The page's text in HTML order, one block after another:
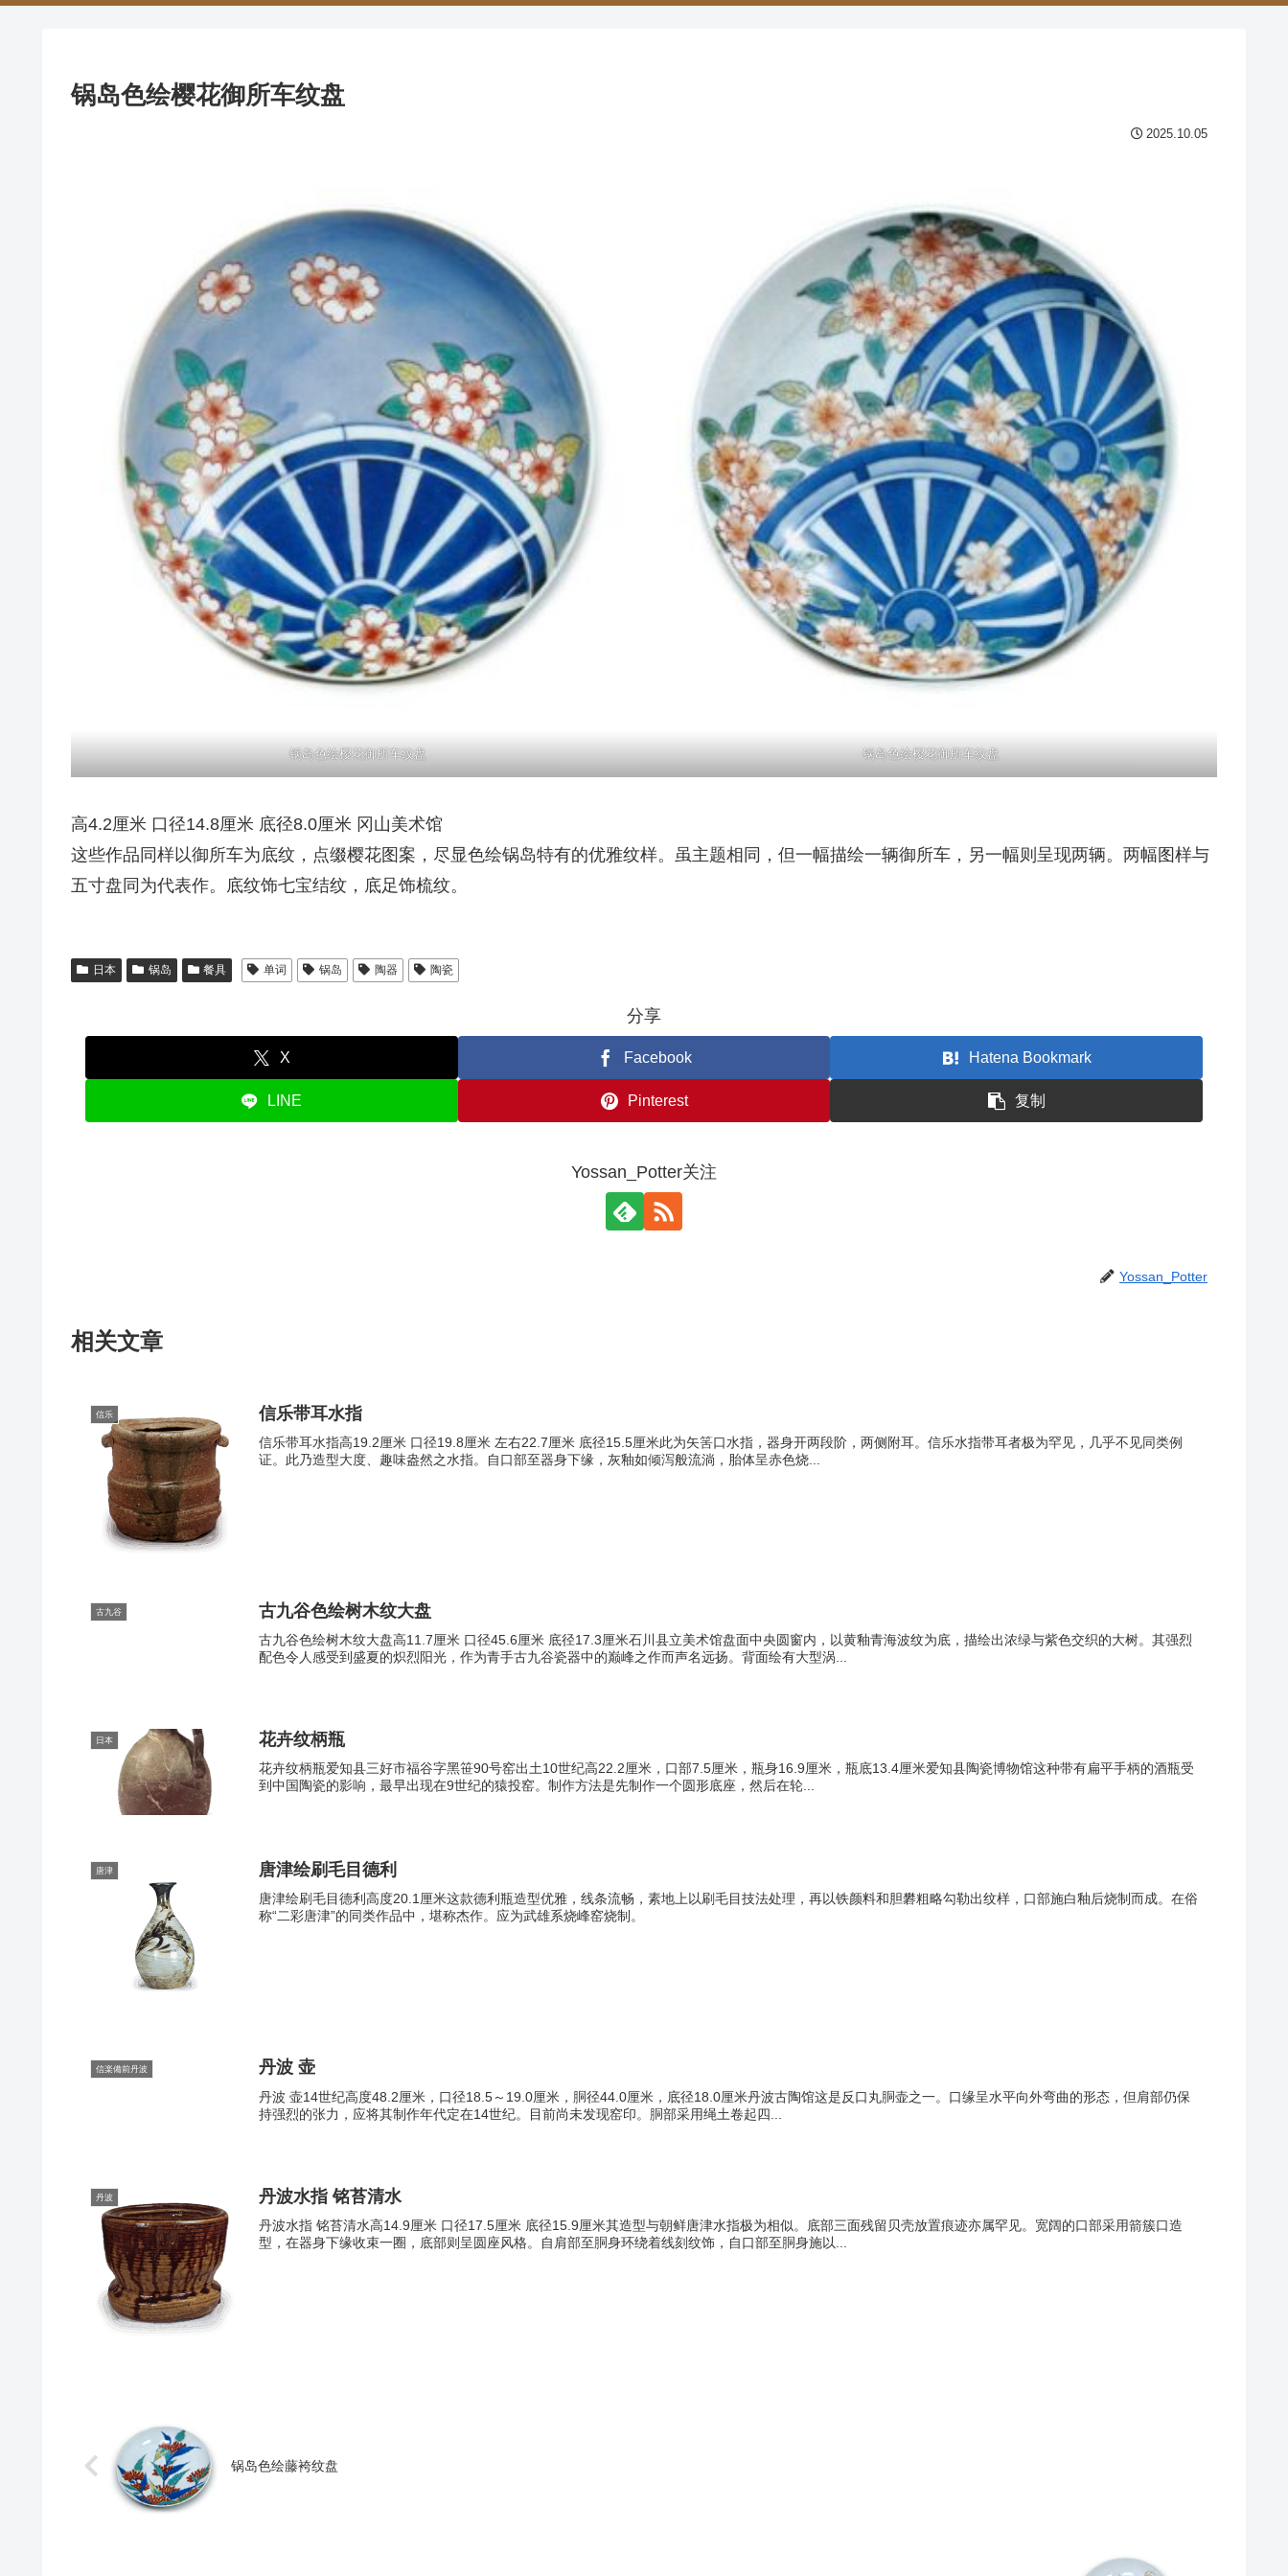
锅岛色绘樱花御所车纹盘
2025.10.05
锅岛色绘樱花御所车纹盘 锅岛色绘樱花御所车纹盘
高4.2厘米 口径14.8厘米 底径8.0厘米 冈山美术馆
这些作品同样以御所车为底纹，点缀樱花图案，尽显色绘锅岛特有的优雅纹样。虽主题相同，但一幅描绘一辆御所车，另一幅则呈现两辆。两幅图样与
五寸盘同为代表作。底纹饰七宝结纹，底足饰梳纹。
日本 锅岛 餐具 单词 锅岛 陶器 陶瓷
分享
X Facebook Hatena Bookmark
LINE Pinterest 复制
Yossan_Potter关注
Yossan_Potter
相关文章
信乐 信乐带耳水指
信乐带耳水指高19.2厘米 口径19.8厘米 左右22.7厘米 底径15.5厘米此为矢筈口水指，器身开两段阶，两侧附耳。信乐水指带耳者极为罕见，几乎不见同类例
证。此乃造型大度、趣味盎然之水指。自口部至器身下缘，灰釉如倾泻般流淌，胎体呈赤色烧...
古九谷 古九谷色绘树木纹大盘
古九谷色绘树木纹大盘高11.7厘米 口径45.6厘米 底径17.3厘米石川县立美术馆盘面中央圆窗内，以黄釉青海波纹为底，描绘出浓绿与紫色交织的大树。其强烈
配色令人感受到盛夏的炽烈阳光，作为青手古九谷瓷器中的巅峰之作而声名远扬。背面绘有大型涡...
日本 花卉纹柄瓶
花卉纹柄瓶爱知县三好市福谷字黑笹90号窑出土10世纪高22.2厘米，口部7.5厘米，瓶身16.9厘米，瓶底13.4厘米爱知县陶瓷博物馆这种带有扁平手柄的酒瓶受
到中国陶瓷的影响，最早出现在9世纪的猿投窑。制作方法是先制作一个圆形底座，然后在轮...
唐津 唐津绘刷毛目德利
唐津绘刷毛目德利高度20.1厘米这款德利瓶造型优雅，线条流畅，素地上以刷毛目技法处理，再以铁颜料和胆礬粗略勾勒出纹样，口部施白釉后烧制而成。在俗
称“二彩唐津”的同类作品中，堪称杰作。应为武雄系烧峰窑烧制。
信楽備前丹波 丹波 壶
丹波 壶14世纪高度48.2厘米，口径18.5～19.0厘米，胴径44.0厘米，底径18.0厘米丹波古陶馆这是反口丸胴壶之一。口缘呈水平向外弯曲的形态，但肩部仍保
持强烈的张力，应将其制作年代定在14世纪。目前尚未发现窑印。胴部采用绳土卷起四...
丹波 丹波水指 铭苔清水
丹波水指 铭苔清水高14.9厘米 口径17.5厘米 底径15.9厘米其造型与朝鲜唐津水指极为相似。底部三面残留贝壳放置痕迹亦属罕见。宽阔的口部采用箭簇口造
型，在器身下缘收束一圈，底部则呈圆座风格。自肩部至胴身环绕着线刻纹饰，自口部至胴身施以...
锅岛色绘藤袴纹盘